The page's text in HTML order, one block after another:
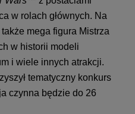
w rolach głównych. Na
mega figura Mistrza
w historii modeli
i wiele innych atrakcji.
tematyczny konkurs
czynna będzie do 26